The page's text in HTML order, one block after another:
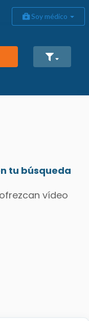
Soy médico
tu búsqueda
vídeo